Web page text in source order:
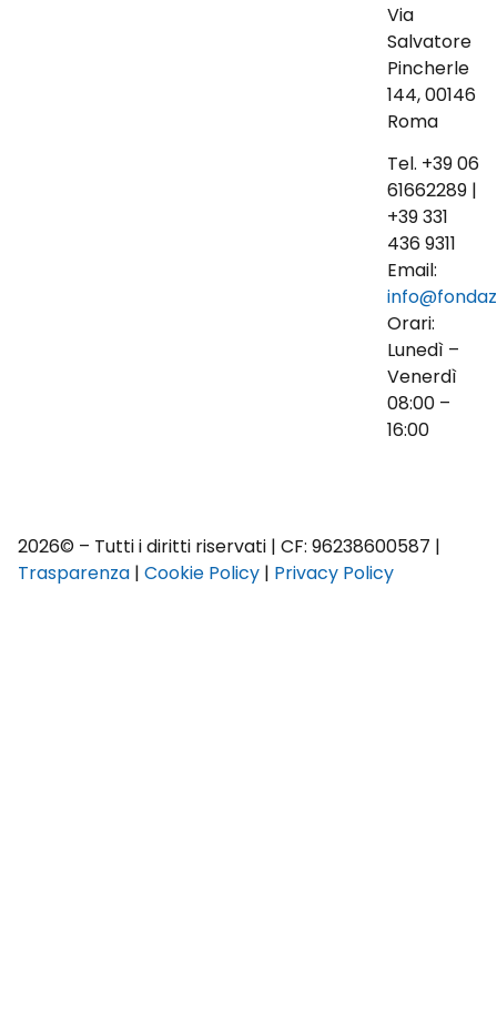
Via
Salvatore
Pincherle
144, 00146
Roma
Tel. +39 06
61662289 |
+39 331
436 9311
Email:
Orari:
Lunedì –
Venerdì
08:00 –
16:00
2026© – Tutti i diritti riservati | CF: 96238600587 |
Trasparenza| Cookie Policy| Privacy Policy